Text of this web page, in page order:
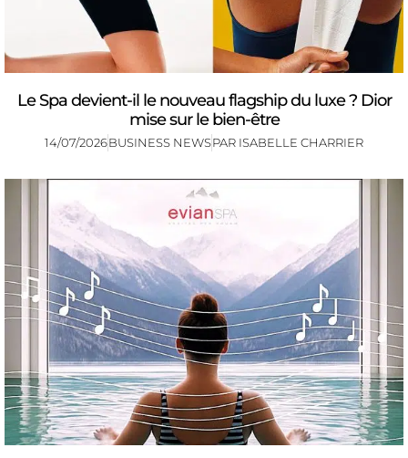
Le Spa devient-il le nouveau flagship du luxe ? Dior
mise sur le bien-être
14/07/2026BUSINESS NEWSPAR ISABELLE CHARRIER